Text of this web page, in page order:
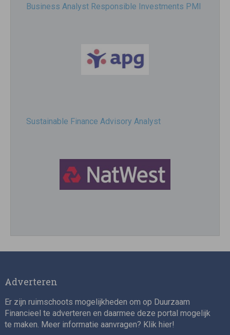
Business Analyst Responsible Investments PMI
Sustainable Finance Advisory Analyst
Director, Impact Investing
Adverteren
Er zijn ruimschoots mogelijkheden om op Duurzaam
Financieel te adverteren en daarmee deze portal mogelijk
te maken. Meer informatie aanvragen? Klik hier!